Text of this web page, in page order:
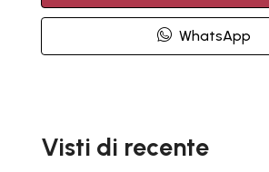
WhatsApp
Visti di recente